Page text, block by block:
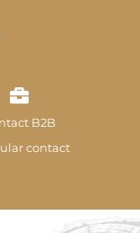
B2B
contact